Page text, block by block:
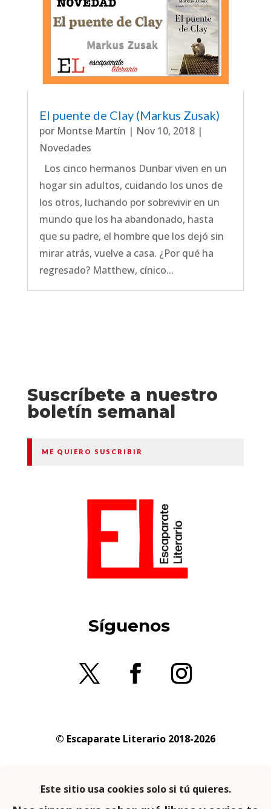
El puente de Clay (Markus Zusak)
por Montse Martín | Nov 10, 2018|
Novedades
Los cinco hermanos Dunbar viven en un
hogar sin adultos, cuidando los unos de
los otros, luchando por sobrevivir en un
mundo que los ha abandonado, hasta
que su padre, el hombre que los dejó sin
mirar atrás, vuelve a casa. ¿Por qué ha
regresado? Matthew, cínico...
Suscríbete a nuestro
boletín semanal
ME QUIERO SUSCRIBIR
Síguenos
© Escaparate Literario 2018-2026
privacidad